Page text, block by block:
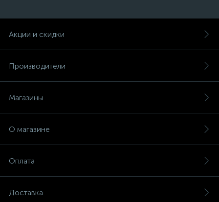
Акции и скидки
Производители
Магазины
О магазине
Оплата
Доставка